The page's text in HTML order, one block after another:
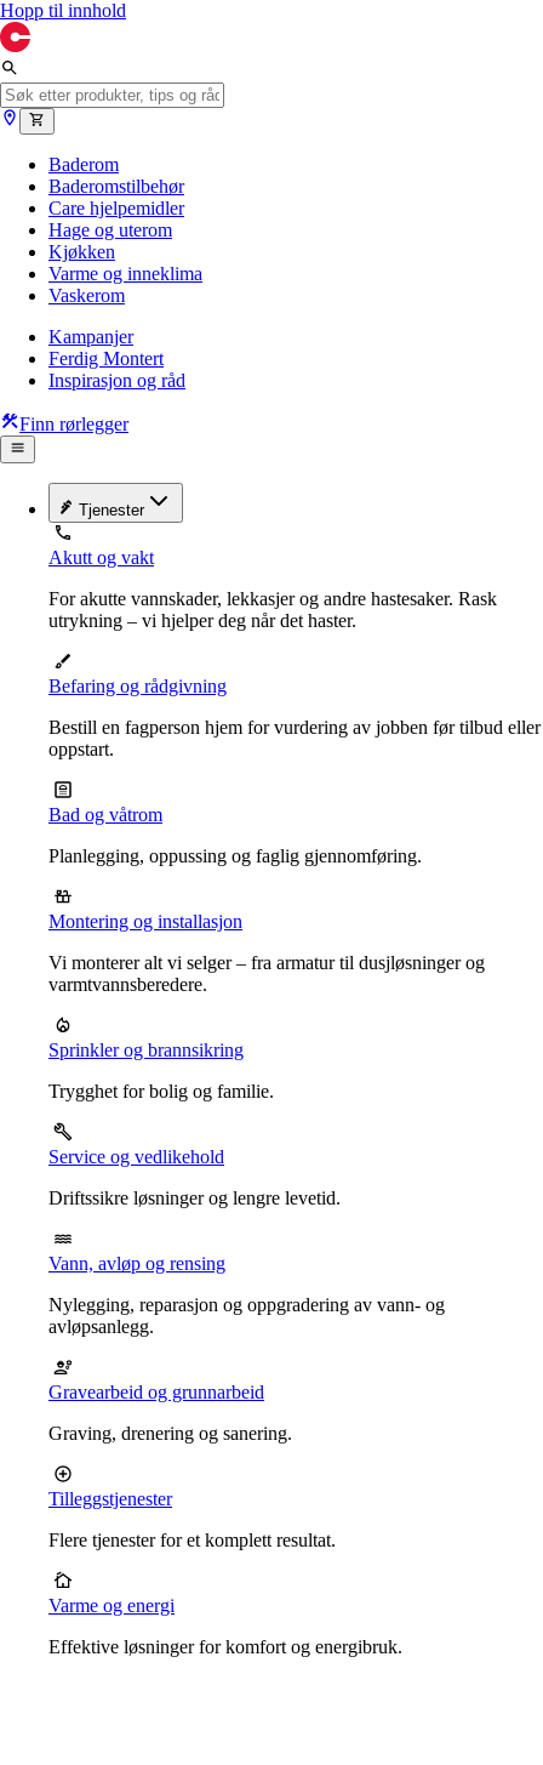
Hopp til innhold
Baderom
Baderomstilbehør
Care hjelpemidler
Hage og uterom
Kjøkken
Varme og inneklima
Vaskerom
Kampanjer
Ferdig Montert
Inspirasjon og råd
Finn rørlegger
Tjenester
Akutt og vakt
For akutte vannskader, lekkasjer og andre hastesaker. Rask
utrykning – vi hjelper deg når det haster.
Befaring og rådgivning
Bestill en fagperson hjem for vurdering av jobben før tilbud eller
oppstart.
Bad og våtrom
Planlegging, oppussing og faglig gjennomføring.
Montering og installasjon
Vi monterer alt vi selger – fra armatur til dusjløsninger og
varmtvannsberedere.
Sprinkler og brannsikring
Trygghet for bolig og familie.
Service og vedlikehold
Driftssikre løsninger og lengre levetid.
Vann, avløp og rensing
Nylegging, reparasjon og oppgradering av vann- og
avløpsanlegg.
Gravearbeid og grunnarbeid
Graving, drenering og sanering.
Tilleggstjenester
Flere tjenester for et komplett resultat.
Varme og energi
Effektive løsninger for komfort og energibruk.